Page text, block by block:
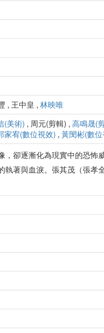
, 王中皇 , 林映唯
(美術) , 周元(剪輯) , 高鳴晟(
家宥(數位視效) , 黃閔彬(數
卻逐漸化為現實中的恐怖
著與血淚。張其茂（張孝